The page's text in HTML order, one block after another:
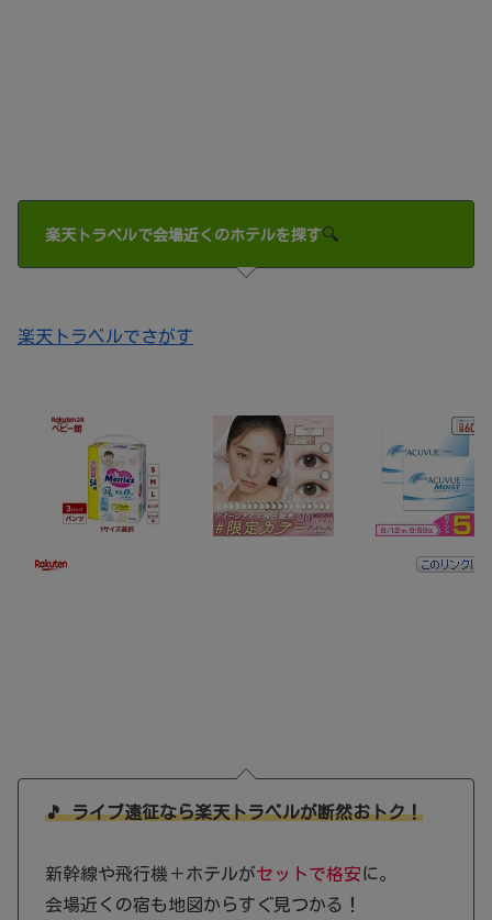
楽天トラベルで会場近くのホテルを探す🔍
楽天トラベルでさがす
🎵 ライブ遠征なら楽天トラベルが断然おトク！
新幹線や飛行機＋ホテルがセットで格安に。
会場近くの宿も地図からすぐ見つかる！